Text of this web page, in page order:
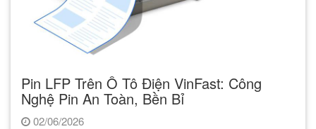
Pin LFP Trên Ô Tô Điện VinFast: Công
Nghệ Pin An Toàn, Bền Bỉ
02/06/2026